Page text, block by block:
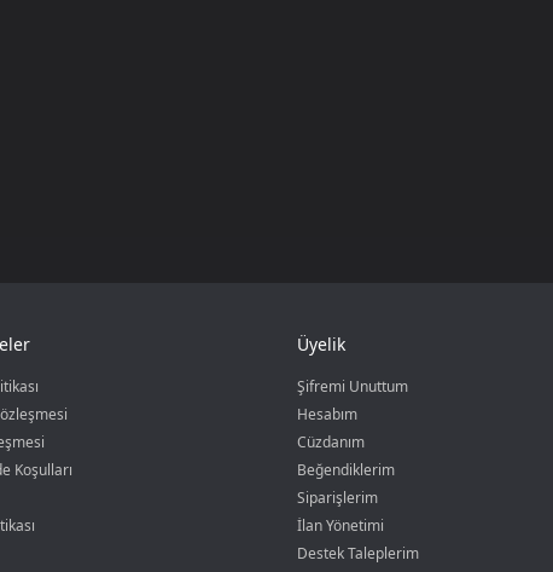
Koşulları
Üyelik
Şifremi Unuttum
Hesabım
Cüzdanım
Beğendiklerim
Siparişlerim
İlan Yönetimi
Destek Taleplerim